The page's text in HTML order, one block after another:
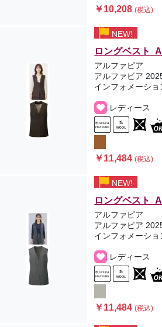
￥10,208(税込)
NEW!
ロングベスト
アルファピア
アルファピア
インフォメーシ
レディース
￥11,484(税込)
NEW!
ロングベスト
アルファピア
アルファピア
インフォメーシ
レディース
￥11,484(税込)